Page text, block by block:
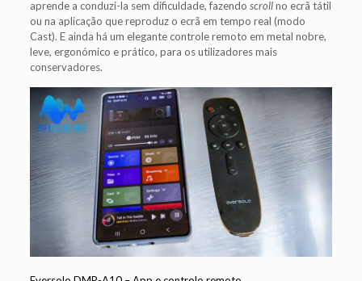
aprende a conduzi-la sem dificuldade, fazendo scrollno ecrã tátil
ou na aplicação que reproduz o ecrã em tempo real (modo
Cast). E ainda há um elegante controle remoto em metal nobre,
leve, ergonómico e prático, para os utilizadores mais
conservadores.